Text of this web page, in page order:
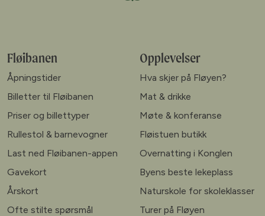
Fløibanen
Åpningstider
Billetter til Fløibanen
Priser og billettyper
Rullestol & barnevogner
Last ned Fløibanen-appen
Gavekort
Årskort
Ofte stilte spørsmål
Opplevelser
Hva skjer på Fløyen?
Mat & drikke
Møte & konferanse
Fløistuen butikk
Overnatting i Konglen
Byens beste lekeplass
Naturskole for skoleklasser
Turer på Fløyen